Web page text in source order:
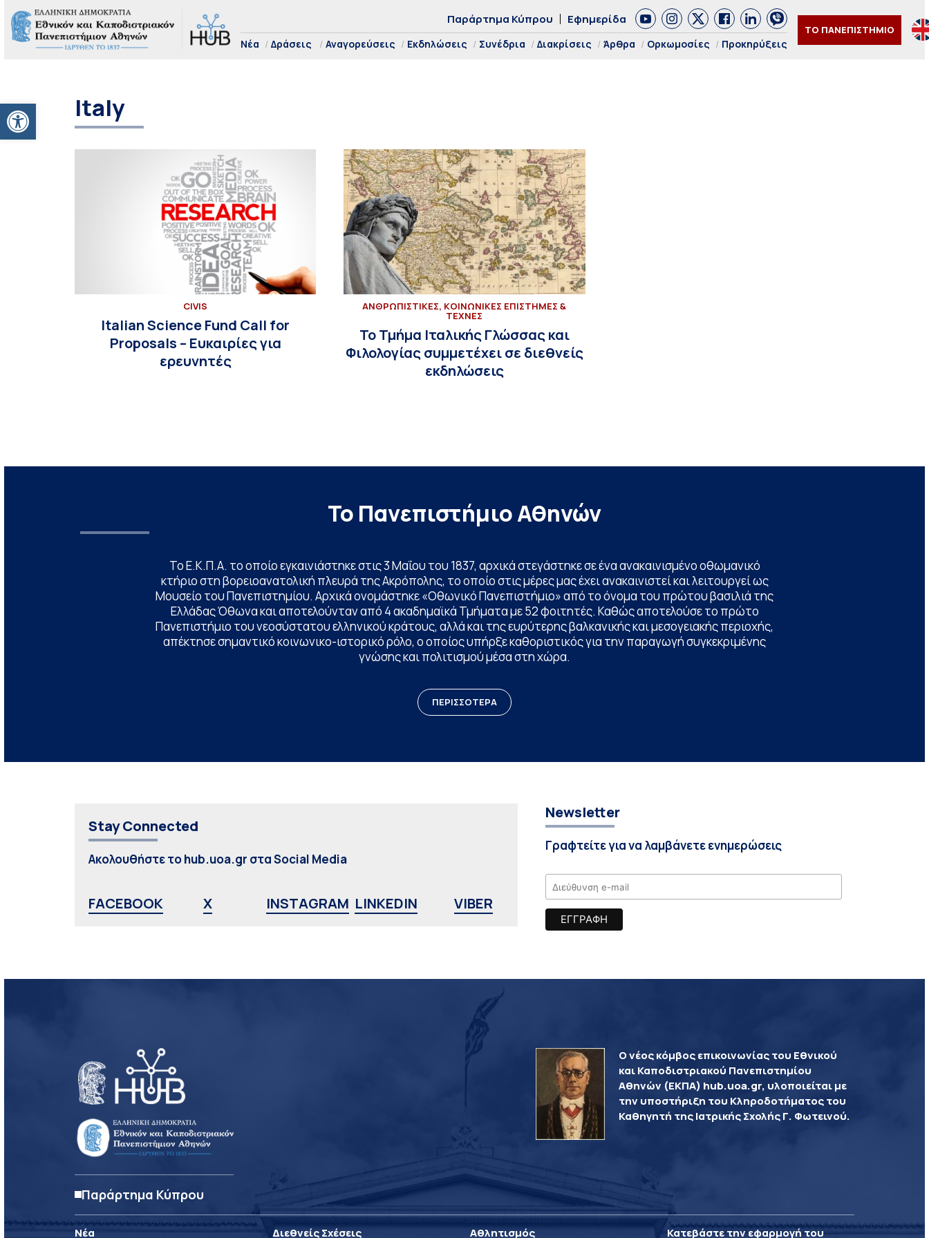
Ανοίξτε τη γραμμή εργαλείων
Παράρτημα Κύπρου Εφημερίδα
Νέα Δράσεις Αναγορεύσεις Εκδηλώσεις Συνέδρια Διακρίσεις Άρθρα Ορκωμοσίες Προκηρύξεις
ΤΟ ΠΑΝΕΠΙΣΤΗΜΙΟ
Italy
CIVIS
Italian Science Fund Call for
Proposals – Ευκαιρίες για
ερευνητές
ΑΝΘΡΩΠΙΣΤΙΚΕΣ, ΚΟΙΝΩΝΙΚΕΣ ΕΠΙΣΤΗΜΕΣ &
ΤΕΧΝΕΣ
Το Τμήμα Ιταλικής Γλώσσας και
Φιλολογίας συμμετέχει σε διεθνείς
εκδηλώσεις
Το Πανεπιστήμιο Αθηνών
Το Ε.Κ.Π.Α. το οποίο εγκαινιάστηκε στις 3 Μαΐου του 1837, αρχικά στεγάστηκε σε ένα ανακαινισμένο οθωμανικό
κτήριο στη βορειοανατολική πλευρά της Ακρόπολης, το οποίο στις μέρες μας έχει ανακαινιστεί και λειτουργεί ως
Μουσείο του Πανεπιστημίου. Αρχικά ονομάστηκε «Οθωνικό Πανεπιστήμιο» από το όνομα του πρώτου βασιλιά της
Ελλάδας Όθωνα και αποτελούνταν από 4 ακαδημαϊκά Τμήματα με 52 φοιτητές. Καθώς αποτελούσε το πρώτο
Πανεπιστήμιο του νεοσύστατου ελληνικού κράτους, αλλά και της ευρύτερης βαλκανικής και μεσογειακής περιοχής,
απέκτησε σημαντικό κοινωνικο-ιστορικό ρόλο, ο οποίος υπήρξε καθοριστικός για την παραγωγή συγκεκριμένης
γνώσης και πολιτισμού μέσα στη χώρα.
ΠΕΡΙΣΣΟΤΕΡΑ
Stay Connected
Ακολουθήστε το hub.uoa.gr στα Social Media
FACEBOOK X INSTAGRAM LINKEDIN VIBER
Newsletter
Γραφτείτε για να λαμβάνετε ενημερώσεις
Παράρτημα Κύπρου
Ο νέος κόμβος επικοινωνίας του Εθνικού
και Καποδιστριακού Πανεπιστημίου
Αθηνών (ΕΚΠΑ) hub.uoa.gr, υλοποιείται με
την υποστήριξη του Κληροδοτήματος του
Καθηγητή της Ιατρικής Σχολής Γ. Φωτεινού.
Νέα Διεθνείς Σχέσεις Αθλητισμός Κατεβάστε την εφαρμογή του